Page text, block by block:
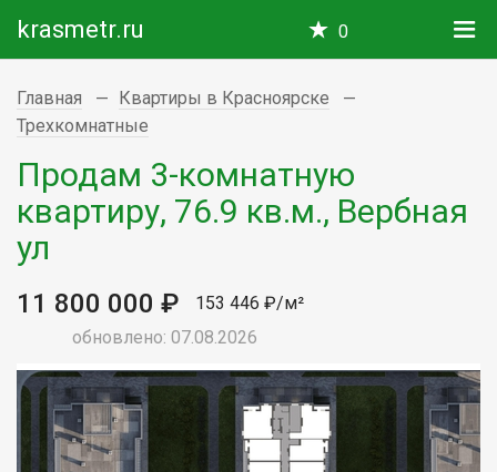
krasmetr.ru 0
Главная
Квартиры в Красноярске
Трехкомнатные
Продам 3-комнатную
квартиру, 76.9 кв.м., Вербная
ул
11 800 000 ₽
153 446 ₽/м²
обновлено: 07.08.2026